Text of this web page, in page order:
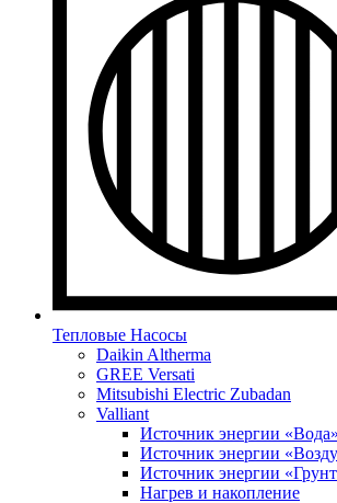
Тепловые Насосы
Daikin Altherma
GREE Versati
Mitsubishi Electric Zubadan
Valliant
Источник энергии «Вода»
Источник энергии
Источник энергии
Нагрев и накопление